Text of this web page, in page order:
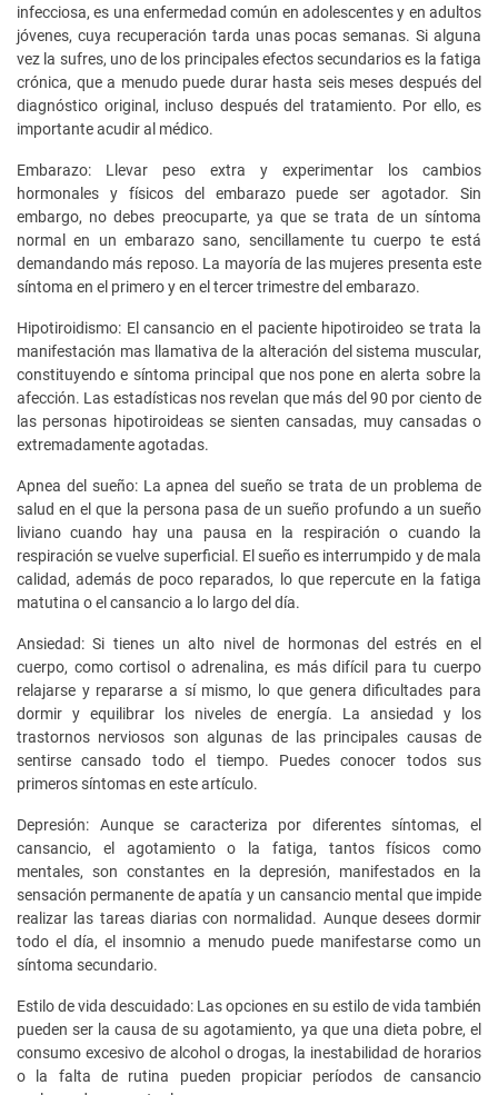
infecciosa, es una enfermedad común en adolescentes y en adultos
jóvenes, cuya recuperación tarda unas pocas semanas. Si alguna
vez la sufres, uno de los principales efectos secundarios es la fatiga
crónica, que a menudo puede durar hasta seis meses después del
diagnóstico original, incluso después del tratamiento. Por ello, es
importante acudir al médico.
Embarazo: Llevar peso extra y experimentar los cambios
hormonales y físicos del embarazo puede ser agotador. Sin
embargo, no debes preocuparte, ya que se trata de un síntoma
normal en un embarazo sano, sencillamente tu cuerpo te está
demandando más reposo. La mayoría de las mujeres presenta este
síntoma en el primero y en el tercer trimestre del embarazo.
Hipotiroidismo: El cansancio en el paciente hipotiroideo se trata la
manifestación mas llamativa de la alteración del sistema muscular,
constituyendo e síntoma principal que nos pone en alerta sobre la
afección. Las estadísticas nos revelan que más del 90 por ciento de
las personas hipotiroideas se sienten cansadas, muy cansadas o
extremadamente agotadas.
Apnea del sueño: La apnea del sueño se trata de un problema de
salud en el que la persona pasa de un sueño profundo a un sueño
liviano cuando hay una pausa en la respiración o cuando la
respiración se vuelve superficial. El sueño es interrumpido y de mala
calidad, además de poco reparados, lo que repercute en la fatiga
matutina o el cansancio a lo largo del día.
Ansiedad: Si tienes un alto nivel de hormonas del estrés en el
cuerpo, como cortisol o adrenalina, es más difícil para tu cuerpo
relajarse y repararse a sí mismo, lo que genera dificultades para
dormir y equilibrar los niveles de energía. La ansiedad y los
trastornos nerviosos son algunas de las principales causas de
sentirse cansado todo el tiempo. Puedes conocer todos sus
primeros síntomas en este artículo.
Depresión: Aunque se caracteriza por diferentes síntomas, el
cansancio, el agotamiento o la fatiga, tantos físicos como
mentales, son constantes en la depresión, manifestados en la
sensación permanente de apatía y un cansancio mental que impide
realizar las tareas diarias con normalidad. Aunque desees dormir
todo el día, el insomnio a menudo puede manifestarse como un
síntoma secundario.
Estilo de vida descuidado: Las opciones en su estilo de vida también
pueden ser la causa de su agotamiento, ya que una dieta pobre, el
consumo excesivo de alcohol o drogas, la inestabilidad de horarios
o la falta de rutina pueden propiciar períodos de cansancio